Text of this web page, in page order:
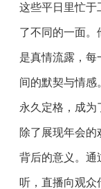
这些平日里忙于
了不同的一面。
是真情流露，每
间的默契与情感
永久定格，成为
除了展现年会
背后的意义。通
听，直播向观众